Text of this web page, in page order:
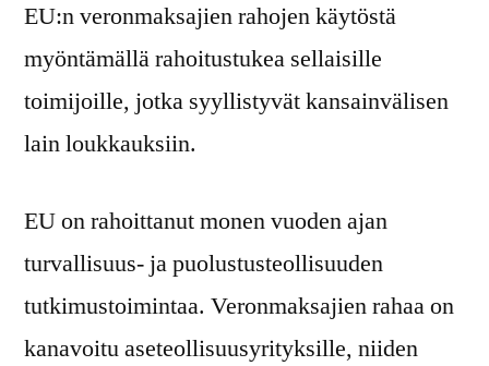
EU:n veronmaksajien rahojen käytöstä
myöntämällä rahoitustukea sellaisille
toimijoille, jotka syyllistyvät kansainvälisen
lain loukkauksiin.
EU on rahoittanut monen vuoden ajan
turvallisuus- ja puolustusteollisuuden
tutkimustoimintaa. Veronmaksajien rahaa on
kanavoitu aseteollisuusyrityksille, niiden